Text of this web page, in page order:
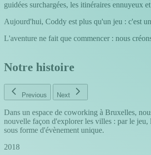
guidées surchargées, les itinéraires ennuyeux
Aujourd'hui, Coddy est plus qu'un jeu : c'est
L'aventure ne fait que commencer : nous
Notre histoire
Previous Next
Dans un espace de coworking à Bruxelles,
nouvelle façon d'explorer les villes : par le jeu,
sous forme d'évènement unique.
2018